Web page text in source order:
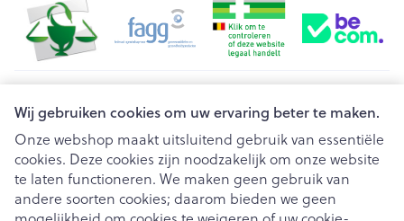
Wij gebruiken cookies om uw ervaring beter te maken.
Onze webshop maakt uitsluitend gebruik van essentiële
cookies. Deze cookies zijn noodzakelijk om onze website
te laten functioneren. We maken geen gebruik van
andere soorten cookies; daarom bieden we geen
Juridische links